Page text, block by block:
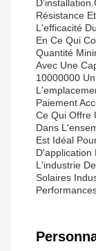
Résistance
L'efficacité
En Ce Qui
Quantité
Avec Une
10000000
Paiement
Ce Qui Offre
Dans
Est Idéal
D'application
L'industrie
Solaires